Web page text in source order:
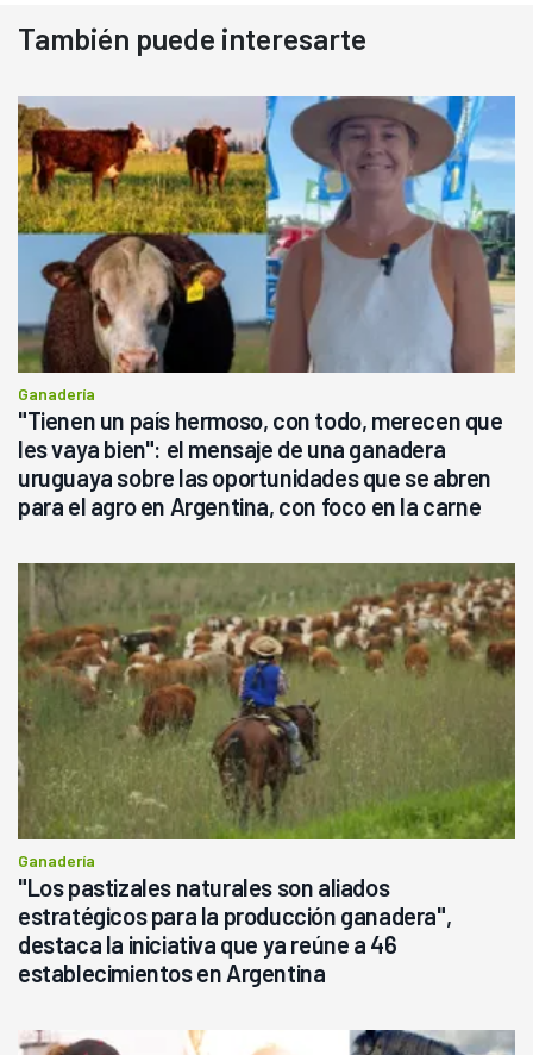
También puede interesarte
Ganadería
"Tienen un país hermoso, con todo, merecen que
les vaya bien": el mensaje de una ganadera
uruguaya sobre las oportunidades que se abren
para el agro en Argentina, con foco en la carne
Ganadería
"Los pastizales naturales son aliados
estratégicos para la producción ganadera",
destaca la iniciativa que ya reúne a 46
establecimientos en Argentina